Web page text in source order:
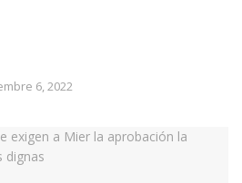
6, 2022